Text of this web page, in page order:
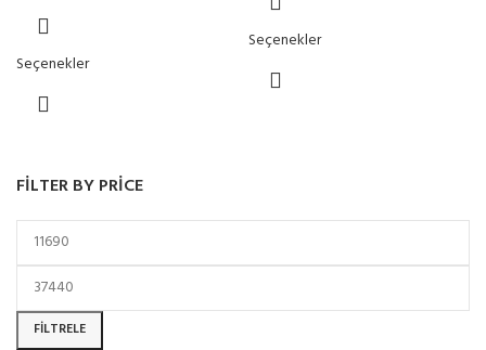
FILTER BY PRICE
FILTRELE
Seçenekler
Seçenekler